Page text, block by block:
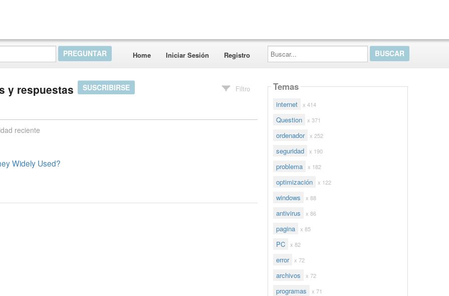
Home Iniciar Sesión Registro
Buscar...
y respuestas SUSCRIBIRSE Filtro
reciente
Widely Used?
Temas
internet x 414
Question x 371
ordenador x 252
seguridad x 190
problema x 182
optimización x 122
windows x 88
antivirus x 86
pagina x 85
PC x 82
error x 72
archivos x 72
programas x 71